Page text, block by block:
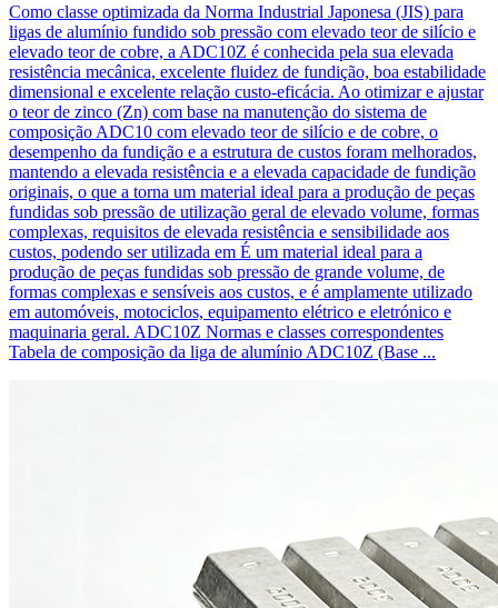
Como classe optimizada da Norma Industrial Japonesa (JIS) para
ligas de alumínio fundido sob pressão com elevado teor de silício e
elevado teor de cobre, a ADC10Z é conhecida pela sua elevada
resistência mecânica, excelente fluidez de fundição, boa estabilidade
dimensional e excelente relação custo-eficácia. Ao otimizar e ajustar
o teor de zinco (Zn) com base na manutenção do sistema de
composição ADC10 com elevado teor de silício e de cobre, o
desempenho da fundição e a estrutura de custos foram melhorados,
mantendo a elevada resistência e a elevada capacidade de fundição
originais, o que a torna um material ideal para a produção de peças
fundidas sob pressão de utilização geral de elevado volume, formas
complexas, requisitos de elevada resistência e sensibilidade aos
custos, podendo ser utilizada em É um material ideal para a
produção de peças fundidas sob pressão de grande volume, de
formas complexas e sensíveis aos custos, e é amplamente utilizado
em automóveis, motociclos, equipamento elétrico e eletrónico e
maquinaria geral. ADC10Z Normas e classes correspondentes
Tabela de composição da liga de alumínio ADC10Z (Base ...